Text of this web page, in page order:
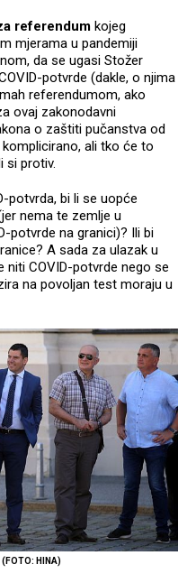
referendum kojeg
mjerama u pandemiji
da se ugasi Stožer
potvrde (dakle, o njima
referendumom, ako
ovaj zakonodavni
o zaštiti pučanstva od
ali tko će to
si protiv.
potvrda, bi li se uopće
nema te zemlje u
potvrde na granici)? Ili bi
A sada za ulazak u
niti COVID-potvrde nego se
na povoljan test moraju u
HINA)